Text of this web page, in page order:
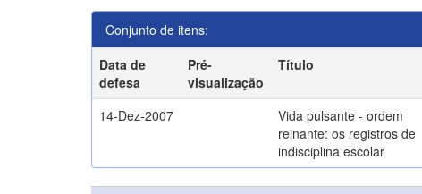
Conjunto de itens:
Data de
defesa
Pré-
visualização
Título
14-Dez-2007
Vida pulsante - ordem
reinante: os registros de
indisciplina escolar